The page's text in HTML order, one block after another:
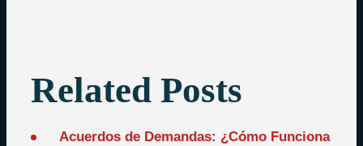
Related Posts
Acuerdos de Demandas: ¿Cómo Funciona